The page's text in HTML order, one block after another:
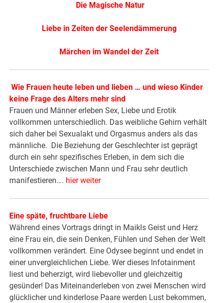
Die Magische Natur
Liebe in Zeiten der Seelendämmerung
Märchen im Wandel der Zeit
Wie Frauen heute leben und lieben … und wieso Kinder
keine Frage des Alters mehr sind
Frauen und Männer erleben Sex, Liebe und Erotik
vollkommen unterschiedlich. Das weibliche Gehirn verhält
sich daher bei Sexualakt und Orgasmus anders als das
männliche. Die Beziehung der Geschlechter ist geprägt
durch ein sehr spezifisches Erleben, in dem sich die
Unterschiede zwischen Mann und Frau sehr deutlich
manifestieren…. hier weiter
Eine späte, fruchtbare Liebe
Während eines Vortrags dringt in Maikls Geist und Herz
eine Frau ein, die sein Denken, Fühlen und Sehen der Welt
vollkommen verändert. Eine Odysee beginnt und endet in
einer unvergleichlichen Liebe. Wer dieses Infotainment
liest und beherzigt, wird liebevoller und gleichzeitig
gesünder! Das Miteinanderleben von zwei Menschen wird
glücklicher und kinderlose Paare werden Lust bekommen,